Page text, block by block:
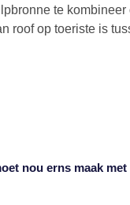
te
roof op toeriste is
nou erns maak